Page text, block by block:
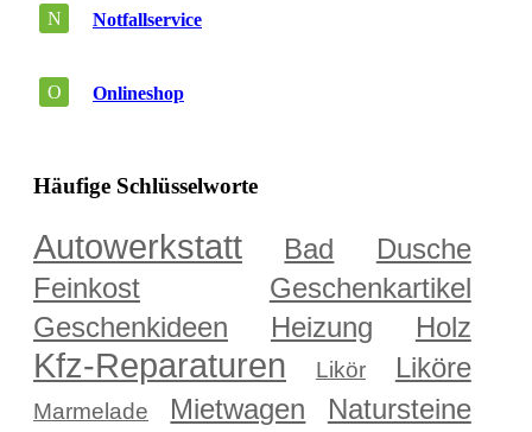
N Notfallservice
O Onlineshop
Häufige Schlüsselworte
Autowerkstatt Bad
Dusche
Feinkost
Geschenkartikel
Geschenkideen
Heizung Holz
Kfz-Reparaturen Likör Liköre
Marmelade Mietwagen
Natursteine